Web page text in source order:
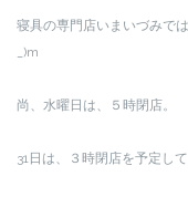
寝具の専門店いまいづみで
_)m
尚、水曜日は、５時閉店。
31日は、３時閉店を予定して